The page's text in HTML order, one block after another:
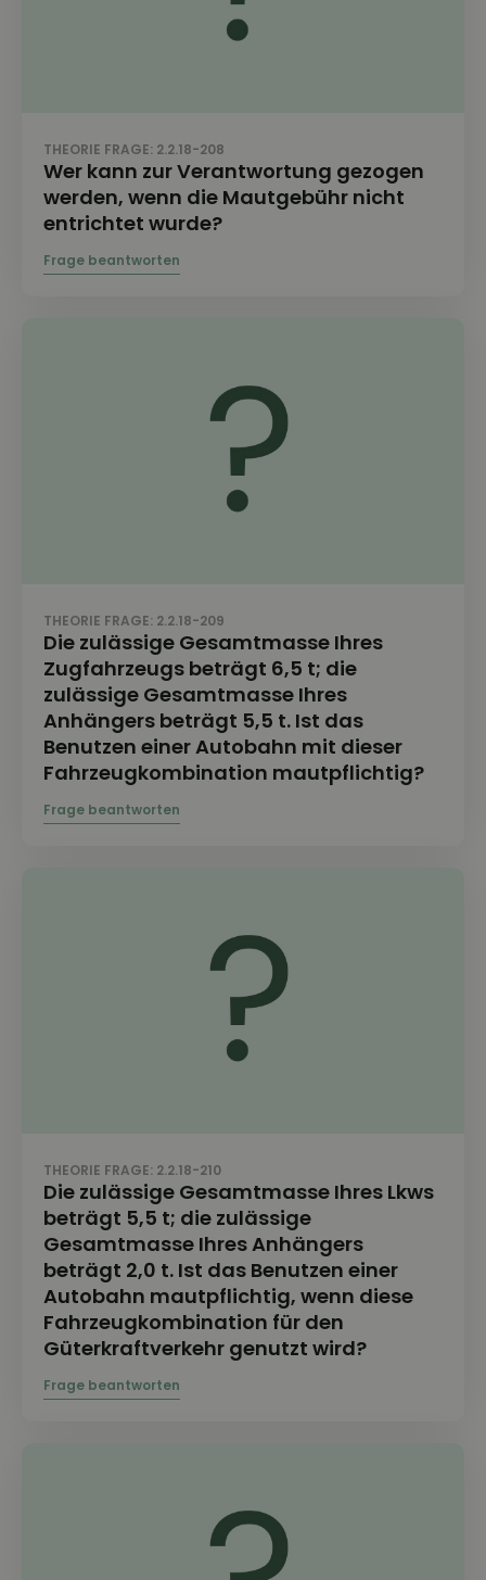
THEORIE FRAGE: 2.2.18-208
Wer kann zur Verantwortung gezogen
werden, wenn die Mautgebühr nicht
entrichtet wurde?
THEORIE FRAGE: 2.2.18-209
Die zulässige Gesamtmasse Ihres
Zugfahrzeugs beträgt 6,5 t; die
zulässige Gesamtmasse Ihres
Anhängers beträgt 5,5 t. Ist das
Benutzen einer Autobahn mit dieser
Fahrzeugkombination mautpflichtig?
THEORIE FRAGE: 2.2.18-210
Die zulässige Gesamtmasse Ihres Lkws
beträgt 5,5 t; die zulässige
Gesamtmasse Ihres Anhängers
beträgt 2,0 t. Ist das Benutzen einer
Autobahn mautpflichtig, wenn diese
Fahrzeugkombination für den
Güterkraftverkehr genutzt wird?